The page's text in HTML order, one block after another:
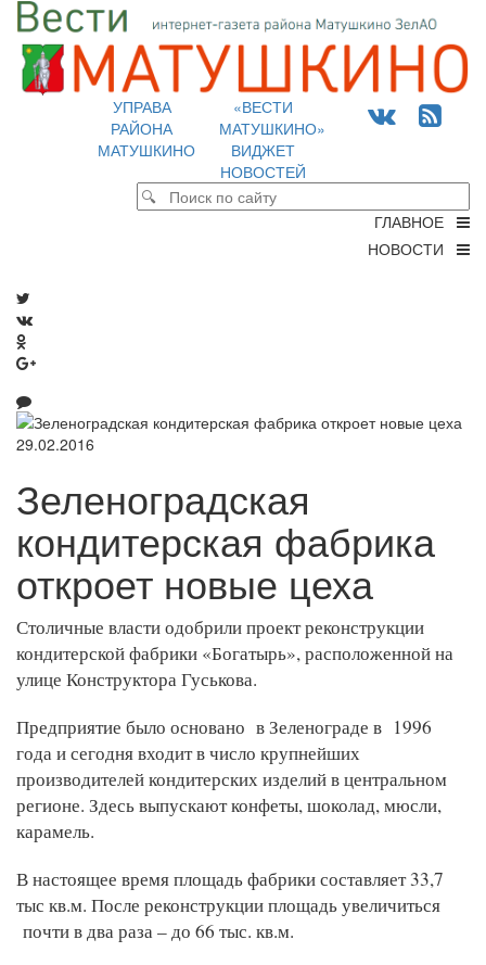
УПРАВА
РАЙОНА
МАТУШКИНО
«ВЕСТИ
МАТУШКИНО»
ВИДЖЕТ
НОВОСТЕЙ
ГЛАВНОЕ
НОВОСТИ
29.02.2016
Зеленоградская
кондитерская фабрика
откроет новые цеха
Столичные власти одобрили проект реконструкции
кондитерской фабрики «Богатырь», расположенной на
улице Конструктора Гуськова.
Предприятие было основано в Зеленограде в 1996
года и сегодня входит в число крупнейших
производителей кондитерских изделий в центральном
регионе. Здесь выпускают конфеты, шоколад, мюсли,
карамель.
В настоящее время площадь фабрики составляет 33,7
тыс кв.м. После реконструкции площадь увеличиться
почти в два раза – до 66 тыс. кв.м.